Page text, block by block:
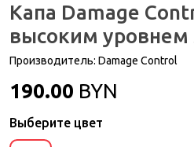
Капа Damage
высоким
Производитель: Damage Control
190.00 BYN
Выберите цвет